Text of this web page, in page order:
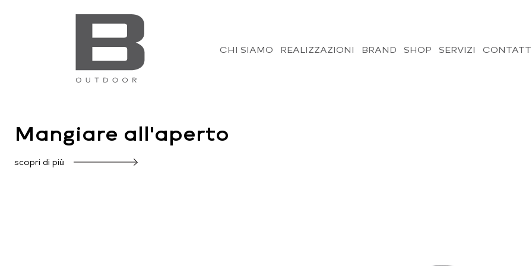
CHI SIAMO REALIZZAZIONI BRAND SHOP SERVIZI
Mangiare all'aperto
scopri di più